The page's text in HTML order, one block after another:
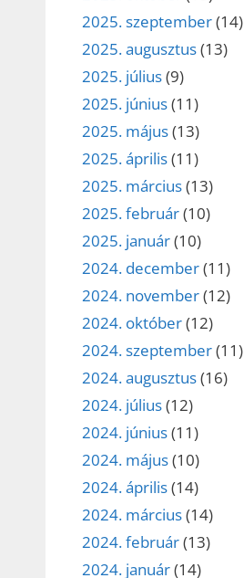
2025. szeptember(14)
2025. augusztus(13)
2025. július(9)
2025. június(11)
2025. május(13)
2025. április(11)
2025. március(13)
2025. február(10)
2025. január(10)
2024. december(11)
2024. november(12)
2024. október(12)
2024. szeptember(11)
2024. augusztus(16)
2024. július(12)
2024. június(11)
2024. május(10)
2024. április(14)
2024. március(14)
2024. február(13)
2024. január(14)